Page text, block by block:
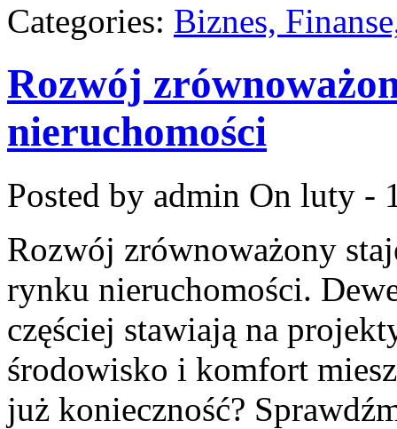
Categories: Biznes,
Rozwój
nieruchomości
Posted by admin On luty -
Rozwój zrównoważony
rynku nieruchomości.
częściej stawiają na
środowisko i komfort
już konieczność?